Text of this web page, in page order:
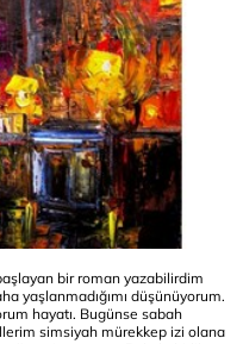
bir roman yazabilirdim
yaşlanmadığımı düşünüyorum.
hayatı. Bugünse sabah
simsiyah mürekkep izi olana